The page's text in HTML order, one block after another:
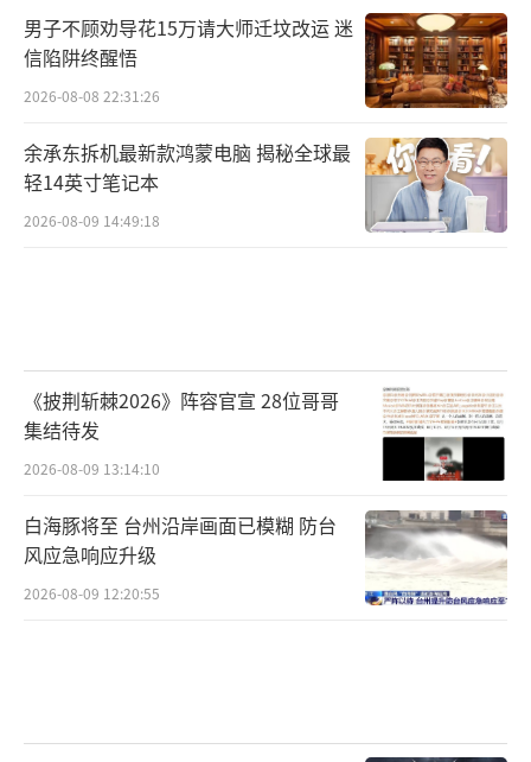
男子不顾劝导花15万请大师迁坟改运 迷
信陷阱终醒悟
2026-08-08 22:31:26
余承东拆机最新款鸿蒙电脑 揭秘全球最
轻14英寸笔记本
2026-08-09 14:49:18
《披荆斩棘2026》阵容官宣 28位哥哥
集结待发
2026-08-09 13:14:10
白海豚将至 台州沿岸画面已模糊 防台
风应急响应升级
2026-08-09 12:20:55